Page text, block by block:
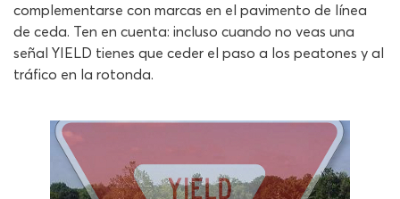
complementarse con marcas en el pavimento de línea
de ceda. Ten en cuenta: incluso cuando no veas una
señal YIELD tienes que ceder el paso a los peatones y al
tráfico en la rotonda.